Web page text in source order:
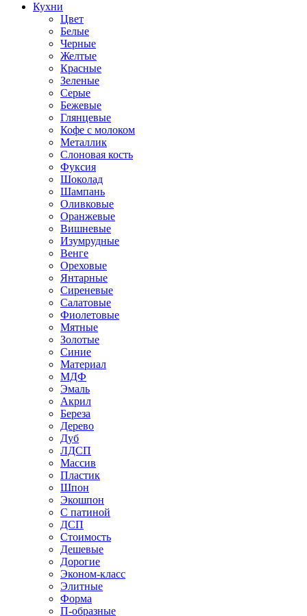
Кухни
Цвет
Белые
Черные
Желтые
Красные
Зеленые
Серые
Бежевые
Глянцевые
Кофе с молоком
Металлик
Слоновая кость
Фуксия
Шоколад
Шампань
Оливковые
Оранжевые
Вишневые
Изумрудные
Венге
Ореховые
Янтарные
Сиреневые
Салатовые
Фиолетовые
Мятные
Золотые
Синие
Материал
МДФ
Эмаль
Акрил
Береза
Дерево
Дуб
ЛДСП
Массив
Пластик
Шпон
Экошпон
С патиной
ДСП
Стоимость
Дешевые
Дорогие
Эконом-класс
Элитные
Форма
П-образные